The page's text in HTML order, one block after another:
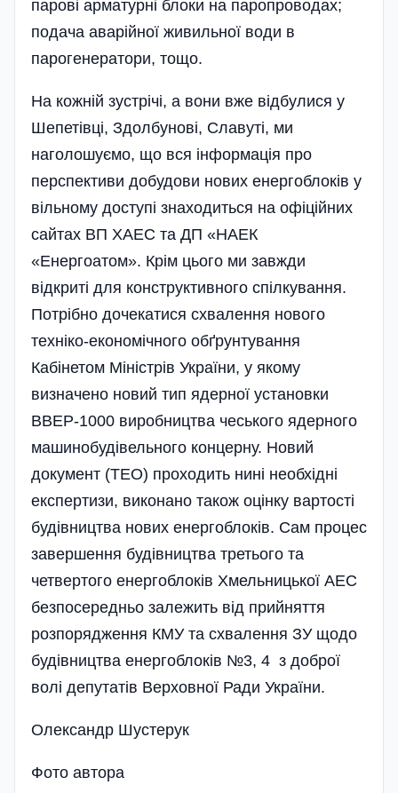
парові арматурні блоки на паропроводах;
подача аварійної живильної води в
парогенератори, тощо.
На кожній зустрічі, а вони вже відбулися у
Шепетівці, Здолбунові, Славуті, ми
наголошуємо, що вся інформація про
перспективи добудови нових енергоблоків у
вільному доступі знаходиться на офіційних
сайтах ВП ХАЕС та ДП «НАЕК
«Енергоатом». Крім цього ми завжди
відкриті для конструктивного спілкування.
Потрібно дочекатися схвалення нового
техніко-економічного обґрунтування
Кабінетом Міністрів України, у якому
визначено новий тип ядерної установки
ВВЕР-1000 виробництва чеського ядерного
машинобудівельного концерну. Новий
документ (ТЕО) проходить нині необхідні
експертизи, виконано також оцінку вартості
будівництва нових енерго­блоків. Сам процес
завершення будівництва третього та
четвертого енергоблоків Хмельницької АЕС
безпосередньо залежить від прийняття
розпорядження КМУ та схвалення ЗУ щодо
буді­вництва енергоблоків №3, 4 з доброї
волі депутатів Верховної Ради України.
Олександр Шустерук
Фото автора